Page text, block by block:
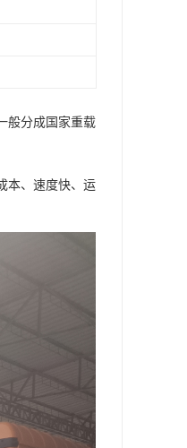
般分成国家重载
本、速度快、运